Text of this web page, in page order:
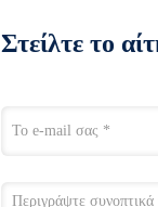
Στείλτε το